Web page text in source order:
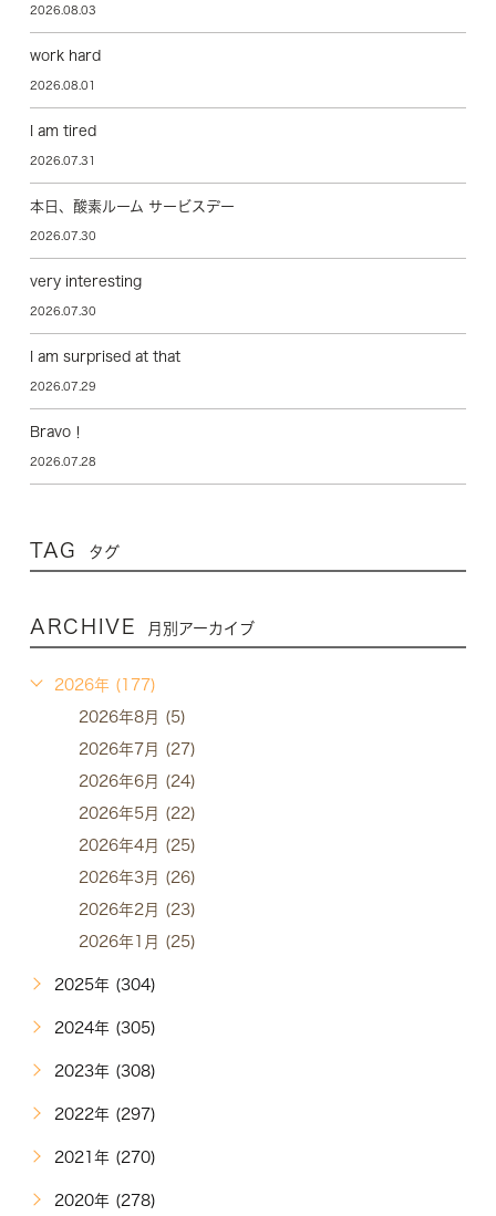
2026.08.03
work hard
2026.08.01
I am tired
2026.07.31
本日、酸素ルーム サービスデー
2026.07.30
very interesting
2026.07.30
I am surprised at that
2026.07.29
Bravo！
2026.07.28
TAG タグ
ARCHIVE 月別アーカイブ
2026年 (177)
2026年8月 (5)
2026年7月 (27)
2026年6月 (24)
2026年5月 (22)
2026年4月 (25)
2026年3月 (26)
2026年2月 (23)
2026年1月 (25)
2025年 (304)
2024年 (305)
2023年 (308)
2022年 (297)
2021年 (270)
2020年 (278)